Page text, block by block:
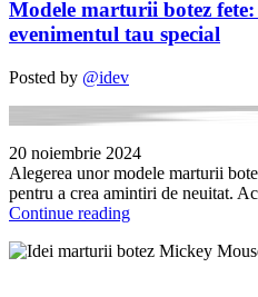
Modele marturii botez
evenimentul tau special
Posted by @idev
20 noiembrie 2024
Alegerea unor modele marturii
pentru a crea amintiri de neuitat.
Continue reading